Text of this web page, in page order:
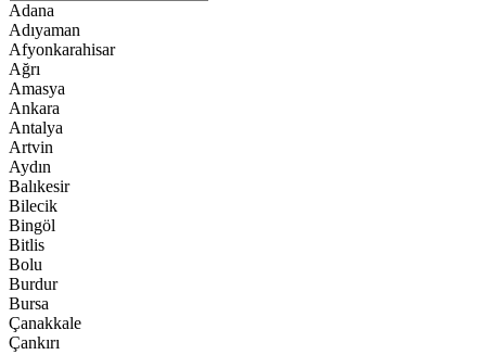
Adana
Adıyaman
Afyonkarahisar
Ağrı
Amasya
Ankara
Antalya
Artvin
Aydın
Balıkesir
Bilecik
Bingöl
Bitlis
Bolu
Burdur
Bursa
Çanakkale
Çankırı